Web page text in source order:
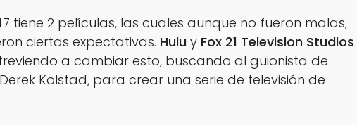
tiene 2 películas, las cuales aunque no fueron malas,
ciertas expectativas. Hulu yFox 21 Television Studios
a cambiar esto, buscando al guionista de
Kolstad,para crear una serie de televisión de